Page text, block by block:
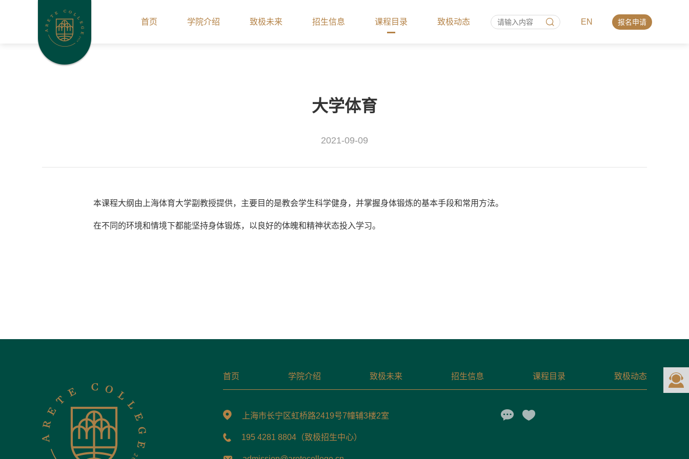
首页 学院介绍 致极未来 招生信息 课程目录 致极动态 EN 报名申请
大学体育
2021-09-09
本课程大纲由上海体育大学副教授提供，主要目的是教会学生科学健身，并掌握身体锻炼的基本手段和常用方法。
在不同的环境和情境下都能坚持身体锻炼，以良好的体魄和精神状态投入学习。
首页 学院介绍 致极未来 招生信息 课程目录 致极动态
上海市长宁区虹桥路2419号7幢辅3楼2室
195 4281 8804（致极招生中心）